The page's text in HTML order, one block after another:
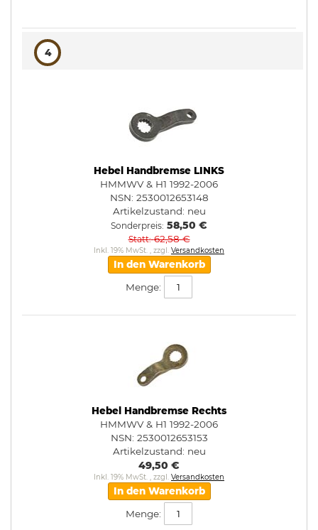
4
Hebel Handbremse LINKS
HMMWV & H1 1992-2006
NSN: 2530012653148
Artikelzustand: neu
Sonderpreis 58,50 €
Statt 62,58 €
Inkl. 19% MwSt. , zzgl. Versandkosten
In den Warenkorb
Menge:
Hebel Handbremse Rechts
HMMWV & H1 1992-2006
NSN: 2530012653153
Artikelzustand: neu
49,50 €
Inkl. 19% MwSt. , zzgl. Versandkosten
In den Warenkorb
Menge: